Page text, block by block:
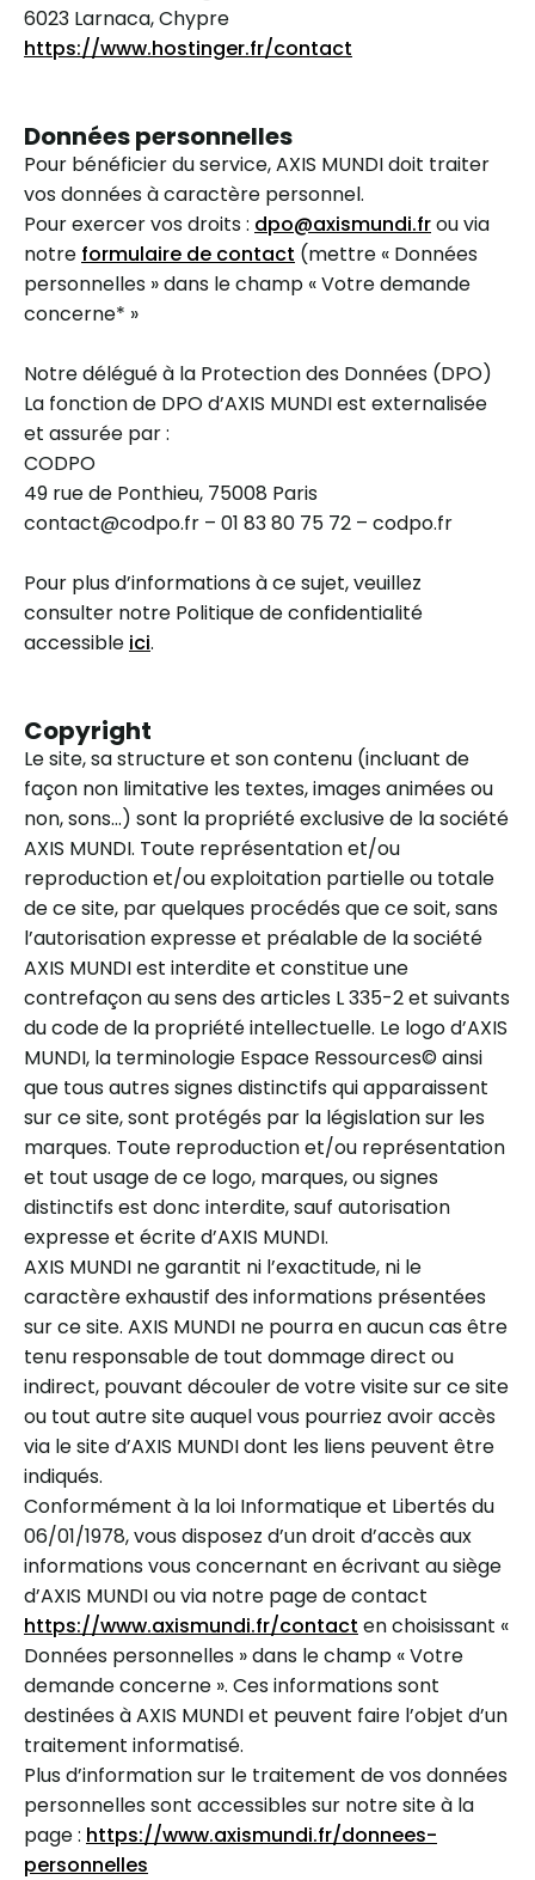
6023 Larnaca, Chypre
https://www.hostinger.fr/contact
Données personnelles
Pour bénéficier du service, AXIS MUNDI doit traiter
vos données à caractère personnel.
Pour exercer vos droits : dpo@axismundi.frou via
notre formulaire de contact (mettre « Données
personnelles » dans le champ « Votre demande
concerne* »
Notre délégué à la Protection des Données (DPO)
La fonction de DPO d’AXIS MUNDI est externalisée
et assurée par :
CODPO
49 rue de Ponthieu, 75008 Paris
contact@codpo.fr – 01 83 80 75 72 – codpo.fr
Pour plus d’informations à ce sujet, veuillez
consulter notre Politique de confidentialité
accessible ici.
Copyright
Le site, sa structure et son contenu (incluant de
façon non limitative les textes, images animées ou
non, sons…) sont la propriété exclusive de la société
AXIS MUNDI. Toute représentation et/ou
reproduction et/ou exploitation partielle ou totale
de ce site, par quelques procédés que ce soit, sans
l’autorisation expresse et préalable de la société
AXIS MUNDI est interdite et constitue une
contrefaçon au sens des articles L 335-2 et suivants
du code de la propriété intellectuelle. Le logo d’AXIS
MUNDI, la terminologie Espace Ressources© ainsi
que tous autres signes distinctifs qui apparaissent
sur ce site, sont protégés par la législation sur les
marques. Toute reproduction et/ou représentation
et tout usage de ce logo, marques, ou signes
distinctifs est donc interdite, sauf autorisation
expresse et écrite d’AXIS MUNDI.
AXIS MUNDI ne garantit ni l’exactitude, ni le
caractère exhaustif des informations présentées
sur ce site. AXIS MUNDI ne pourra en aucun cas être
tenu responsable de tout dommage direct ou
indirect, pouvant découler de votre visite sur ce site
ou tout autre site auquel vous pourriez avoir accès
via le site d’AXIS MUNDI dont les liens peuvent être
indiqués.
Conformément à la loi Informatique et Libertés du
06/01/1978, vous disposez d’un droit d’accès aux
informations vous concernant en écrivant au siège
d’AXIS MUNDI ou via notre page de contact
https://www.axismundi.fr/contact en choisissant «
Données personnelles » dans le champ « Votre
demande concerne ». Ces informations sont
destinées à AXIS MUNDI et peuvent faire l’objet d’un
traitement informatisé.
Plus d’information sur le traitement de vos données
personnelles sont accessibles sur notre site à la
page : https://www.axismundi.fr/donnees-
personnelles